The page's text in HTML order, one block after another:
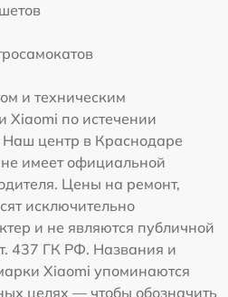
и техническим
Xiaomi по истечении
Наш центр в Краснодаре
имеет официальной
Цены на ремонт,
исключительно
и не являются публичной
437 ГК РФ. Названия и
Xiaomi упоминаются
целях — чтобы обозначить